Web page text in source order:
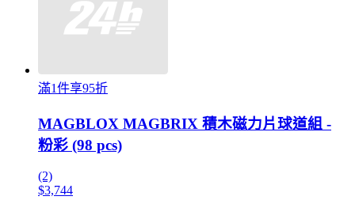
滿1件享95折
MAGBLOX MAGBRIX 積木磁力片球道組 -
粉彩 (98 pcs)
(2)
$3,744